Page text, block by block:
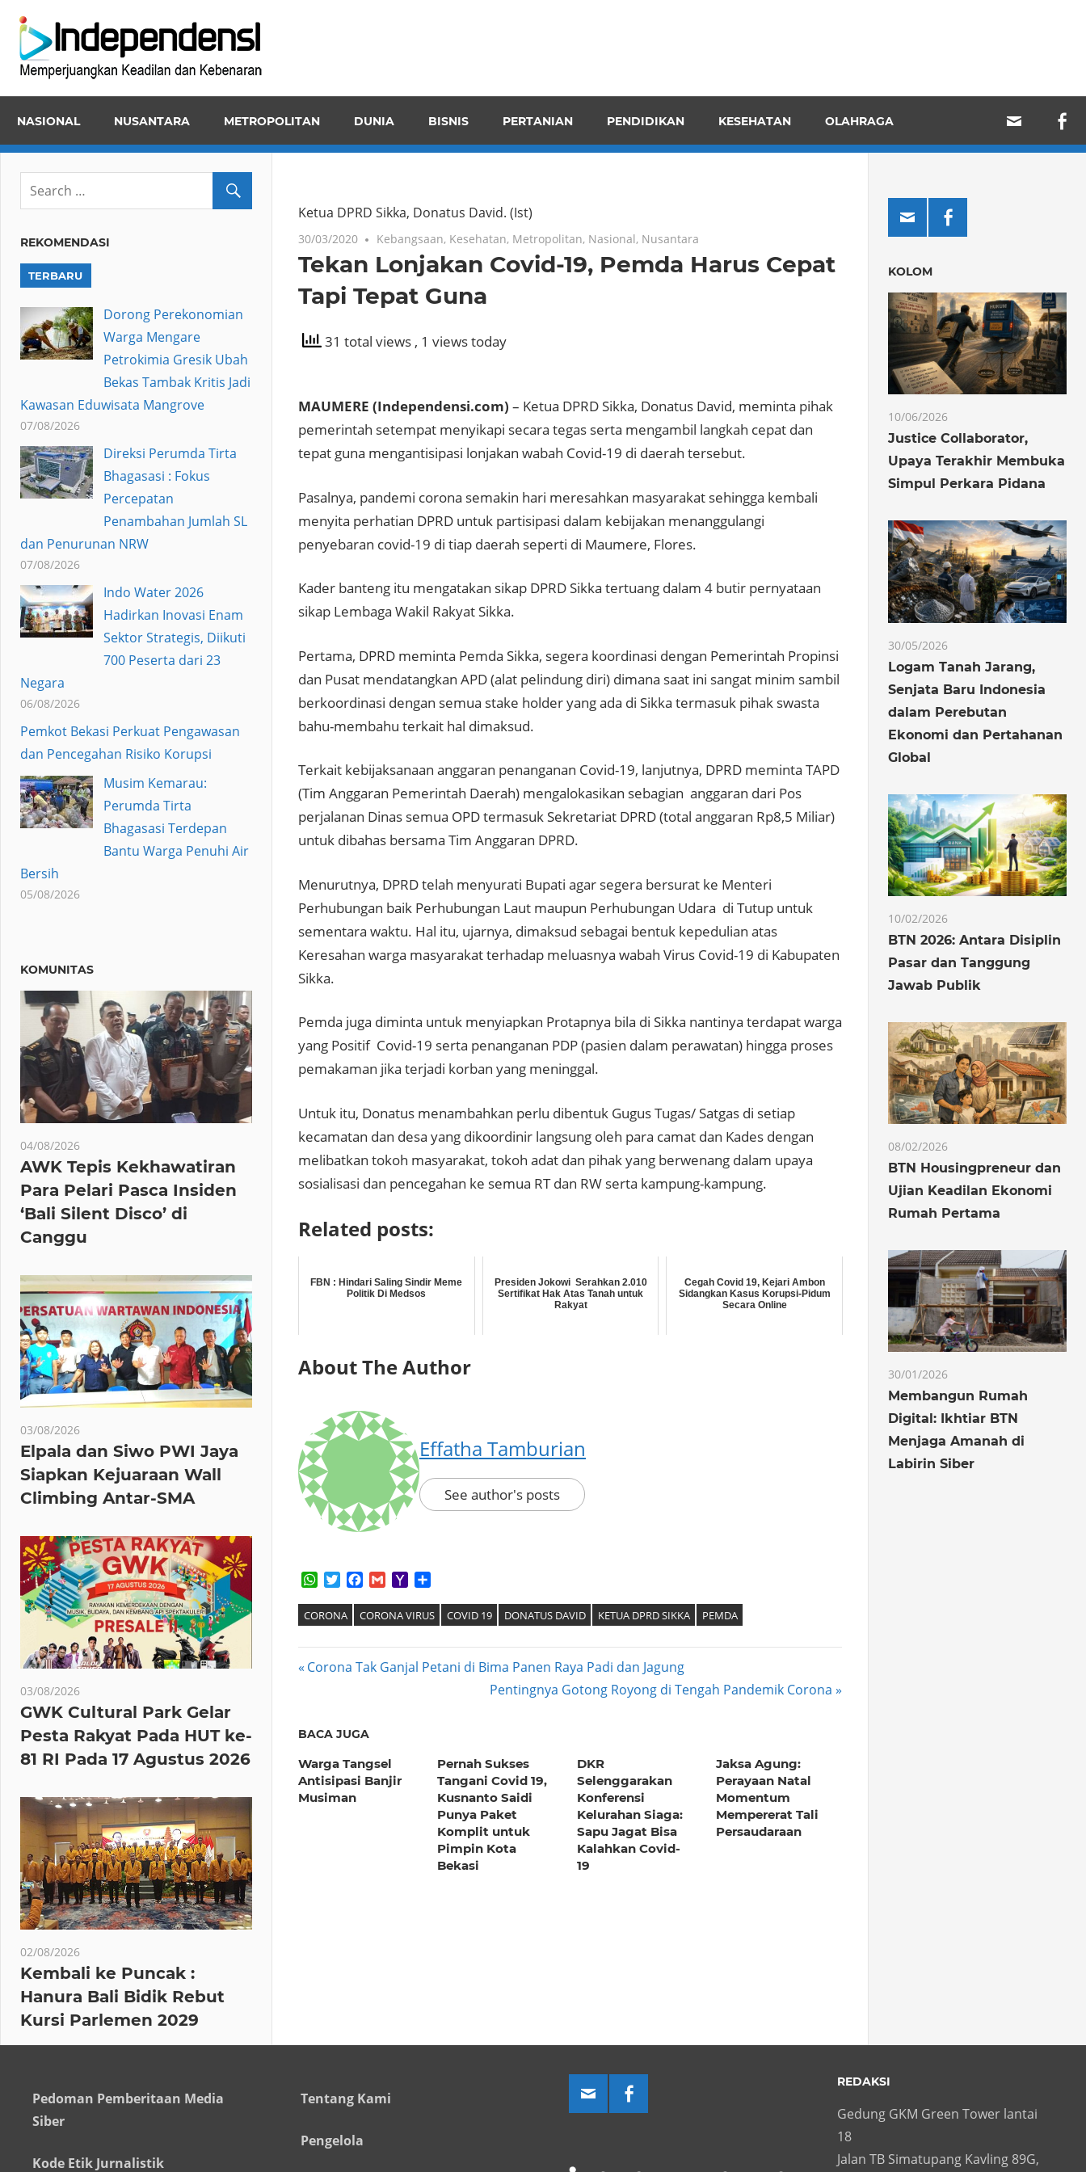
content
dan
NASIONAL NUSANTARA METROPOLITAN DUNIA BISNIS PERTANIAN PENDIDIKAN KESEHATAN OLAHRAGA
Ketua DPRD Sikka, Donatus David. (Ist)
30/03/2020 Kebangsaan, Kesehatan, Metropolitan, Nasional, Nusantara
Tekan Lonjakan Covid-19, Pemda Harus Cepat
Tapi Tepat Guna
31 total views , 1 views today
MAUMERE (Independensi.com) – Ketua DPRD Sikka, Donatus David, meminta pihak
pemerintah setempat menyikapi secara tegas serta mengambil langkah cepat dan
tepat guna mengantisipasi lonjakan wabah Covid-19 di daerah tersebut.
Pasalnya, pandemi corona semakin hari meresahkan masyarakat sehingga kembali
menyita perhatian DPRD untuk partisipasi dalam kebijakan menanggulangi
penyebaran covid-19 di tiap daerah seperti di Maumere, Flores.
Kader banteng itu mengatakan sikap DPRD Sikka tertuang dalam 4 butir pernyataan
sikap Lembaga Wakil Rakyat Sikka.
Pertama, DPRD meminta Pemda Sikka, segera koordinasi dengan Pemerintah Propinsi
dan Pusat mendatangkan APD (alat pelindung diri) dimana saat ini sangat minim sambil
berkoordinasi dengan semua stake holder yang ada di Sikka termasuk pihak swasta
bahu-membahu terkait hal dimaksud.
Terkait kebijaksanaan anggaran penanganan Covid-19, lanjutnya, DPRD meminta TAPD
(Tim Anggaran Pemerintah Daerah) mengalokasikan sebagian anggaran dari Pos
perjalanan Dinas semua OPD termasuk Sekretariat DPRD (total anggaran Rp8,5 Miliar)
untuk dibahas bersama Tim Anggaran DPRD.
Menurutnya, DPRD telah menyurati Bupati agar segera bersurat ke Menteri
Perhubungan baik Perhubungan Laut maupun Perhubungan Udara di Tutup untuk
sementara waktu. Hal itu, ujarnya, dimaksud sebagai bentuk kepedulian atas
Keresahan warga masyarakat terhadap meluasnya wabah Virus Covid-19 di Kabupaten
Sikka.
Pemda juga diminta untuk menyiapkan Protapnya bila di Sikka nantinya terdapat warga
yang Positif Covid-19 serta penanganan PDP (pasien dalam perawatan) hingga proses
pemakaman jika terjadi korban yang meninggal.
Untuk itu, Donatus menambahkan perlu dibentuk Gugus Tugas/ Satgas di setiap
kecamatan dan desa yang dikoordinir langsung oleh para camat dan Kades dengan
melibatkan tokoh masyarakat, tokoh adat dan pihak yang berwenang dalam upaya
sosialisasi dan pencegahan ke semua RT dan RW serta kampung-kampung.
Related posts:
FBN : Hindari Saling Sindir Meme
Politik Di Medsos
Presiden Jokowi Serahkan 2.010
Sertifikat Hak Atas Tanah untuk
Rakyat
Cegah Covid 19, Kejari Ambon
Sidangkan Kasus Korupsi-Pidum
Secara Online
About The Author
Effatha Tamburian
See author's posts
WhatsApp
TwitterFacebook
GmailYahoo
CORONA CORONA VIRUS COVID 19 DONATUS DAVID KETUA DPRD SIKKA PEMDA
Post
Previous
Corona Tak Ganjal Petani di Bima Panen Raya Padi dan Jagung
Next
Pentingnya Gotong Royong di Tengah Pandemik Corona
BACA JUGA
Warga Tangsel
Antisipasi Banjir
Musiman
Pernah Sukses
Tangani Covid 19,
Kusnanto Saidi
Punya Paket
Komplit untuk
Pimpin Kota
Bekasi
DKR
Selenggarakan
Konferensi
Kelurahan Siaga:
Sapu Jagat Bisa
Kalahkan Covid-
19
Jaksa Agung:
Perayaan Natal
Momentum
Mempererat Tali
Persaudaraan
REKOMENDASI
TERBARU
Dorong Perekonomian
Warga Mengare
Petrokimia Gresik Ubah
Bekas Tambak Kritis Jadi
Kawasan Eduwisata Mangrove
07/08/2026
Direksi Perumda Tirta
Bhagasasi : Fokus
Percepatan
Penambahan Jumlah SL
dan Penurunan NRW
07/08/2026
Indo Water 2026
Hadirkan Inovasi Enam
Sektor Strategis, Diikuti
700 Peserta dari 23
Negara
06/08/2026
Pemkot Bekasi Perkuat Pengawasan
dan Pencegahan Risiko Korupsi
Musim Kemarau:
Perumda Tirta
Bhagasasi Terdepan
Bantu Warga Penuhi Air
Bersih
05/08/2026
KOMUNITAS
04/08/2026
AWK Tepis Kekhawatiran
Para Pelari Pasca Insiden
‘Bali Silent Disco’ di
Canggu
03/08/2026
Elpala dan Siwo PWI Jaya
Siapkan Kejuaraan Wall
Climbing Antar-SMA
03/08/2026
GWK Cultural Park Gelar
Pesta Rakyat Pada HUT ke-
81 RI Pada 17 Agustus 2026
02/08/2026
Kembali ke Puncak :
Hanura Bali Bidik Rebut
Kursi Parlemen 2029
KOLOM
10/06/2026
Justice Collaborator,
Upaya Terakhir Membuka
Simpul Perkara Pidana
30/05/2026
Logam Tanah Jarang,
Senjata Baru Indonesia
dalam Perebutan
Ekonomi dan Pertahanan
Global
10/02/2026
BTN 2026: Antara Disiplin
Pasar dan Tanggung
Jawab Publik
08/02/2026
BTN Housingpreneur dan
Ujian Keadilan Ekonomi
Rumah Pertama
30/01/2026
Membangun Rumah
Digital: Ikhtiar BTN
Menjaga Amanah di
Labirin Siber
Pedoman Pemberitaan Media
Siber
Kode Etik Jurnalistik
Tentang Kami
Pengelola
REDAKSI
Gedung GKM Green Tower lantai
18
Jalan TB Simatupang Kavling 89G,